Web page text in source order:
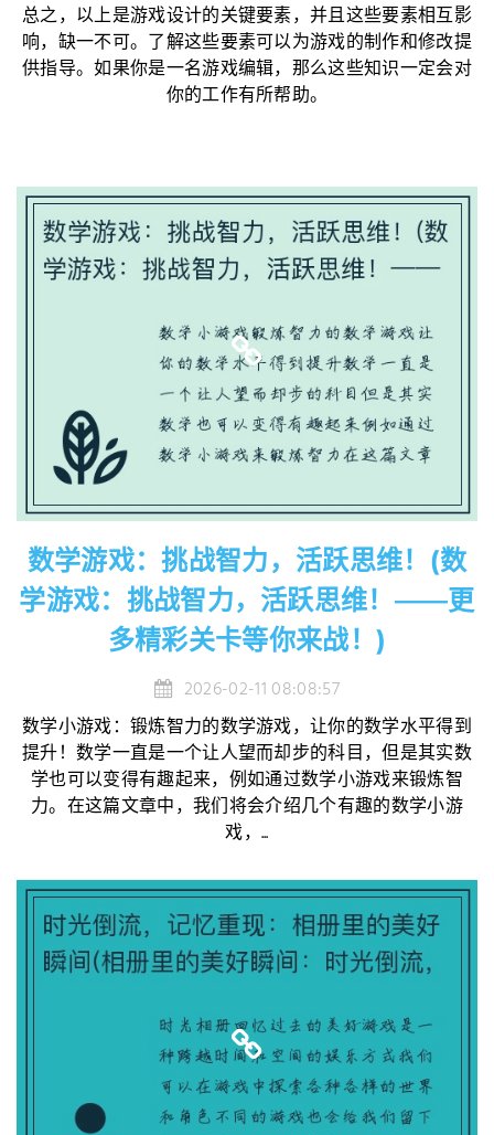
总之，以上是游戏设计的关键要素，并且这些要素相互影
响，缺一不可。了解这些要素可以为游戏的制作和修改提
供指导。如果你是一名游戏编辑，那么这些知识一定会对
你的工作有所帮助。
数学游戏：挑战智力，活跃思维！(数
学游戏：挑战智力，活跃思维！——更
多精彩关卡等你来战！)
2026-02-11 08:08:57
数学小游戏：锻炼智力的数学游戏，让你的数学水平得到
提升！数学一直是一个让人望而却步的科目，但是其实数
学也可以变得有趣起来，例如通过数学小游戏来锻炼智
力。在这篇文章中，我们将会介绍几个有趣的数学小游
戏，...